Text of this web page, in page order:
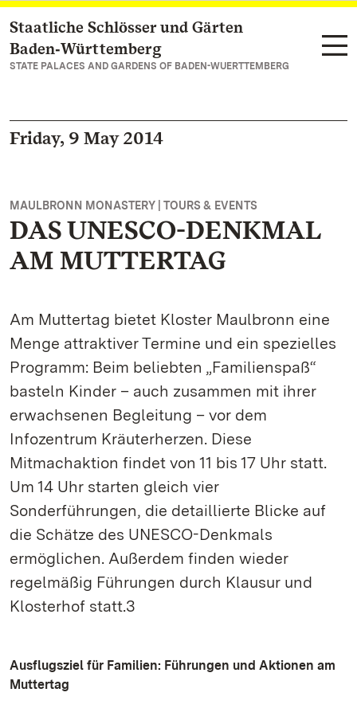
Navigate to main page
Staatliche Schlösser und Gärten
Baden‑Württemberg
STATE PALACES AND GARDENS OF BADEN-WUERTTEMBERG
Friday, 9 May 2014
MAULBRONN MONASTERY | TOURS & EVENTS
DAS UNESCO-DENKMAL
AM MUTTERTAG
Am Muttertag bietet Kloster Maulbronn eine
Menge attraktiver Termine und ein spezielles
Programm: Beim beliebten „Familienspaß“
basteln Kinder – auch zusammen mit ihrer
erwachsenen Begleitung – vor dem
Infozentrum Kräuterherzen. Diese
Mitmachaktion findet von 11 bis 17 Uhr statt.
Um 14 Uhr starten gleich vier
Sonderführungen, die detaillierte Blicke auf
die Schätze des UNESCO-Denkmals
ermöglichen. Außerdem finden wieder
regelmäßig Führungen durch Klausur und
Klosterhof statt.3
Ausflugsziel für Familien: Führungen und Aktionen am
Muttertag